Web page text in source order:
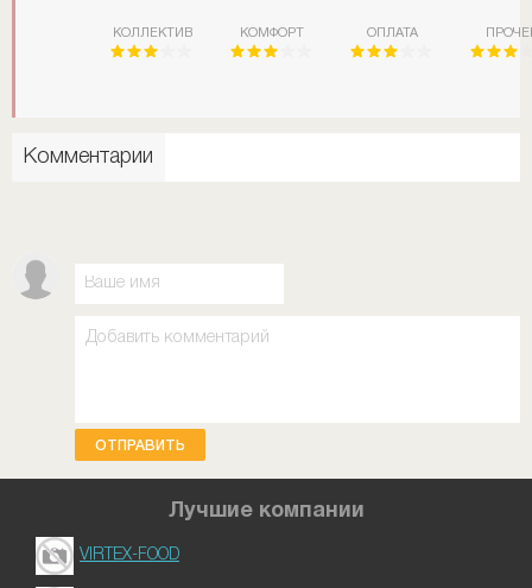
КОЛЛЕКТИВ КОМФОРТ ОПЛАТА
Комментарии
ОТПРАВИТЬ
Лучшие компании
VIRTEX-FOOD